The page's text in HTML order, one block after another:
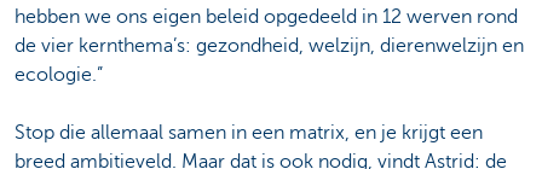
hebben we ons eigen beleid opgedeeld in 12 werven rond
de vier kernthema’s: gezondheid, welzijn, dierenwelzijn en
ecologie.”
Stop die allemaal samen in een matrix, en je krijgt een
breed ambitieveld. Maar dat is ook nodig, vindt Astrid: de